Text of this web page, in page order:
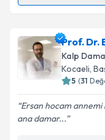
takvim
E-posta
Prof. Dr.
Kalp
Kocaeli,
5 (31
Ersan hocam annemi
ana damar...